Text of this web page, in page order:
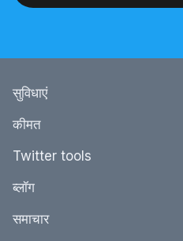
सुविधाएं
कीमत
Twitter tools
ब्‍लॉग
समाचार